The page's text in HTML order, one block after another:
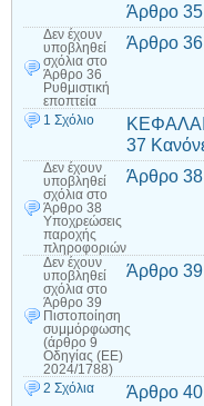
Άρθρο 35
Δεν έχουν
υποβληθεί
σχόλια στο
Άρθρο 36
Ρυθμιστική
εποπτεία
Άρθρο 36
1 Σχόλιο
37
Δεν έχουν
υποβληθεί
σχόλια στο
Άρθρο 38
Υποχρεώσεις
παροχής
πληροφοριών
Άρθρο
Δεν έχουν
υποβληθεί
σχόλια στο
Άρθρο 39
Πιστοποίηση
συμμόρφωσης
(άρθρο 9
Οδηγίας (ΕΕ)
2024/1788)
Άρθρο
2 Σχόλια Άρθρο